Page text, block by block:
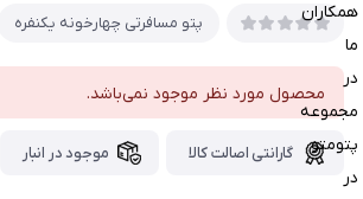
همکاران
ما
در
مجموعه
پتومتو
در
پتو مسافرتی چهارخونه یکنفره
محصول مورد نظر موجود نمی‌باشد.
گارانتی اصالت کالا موجود در انبار